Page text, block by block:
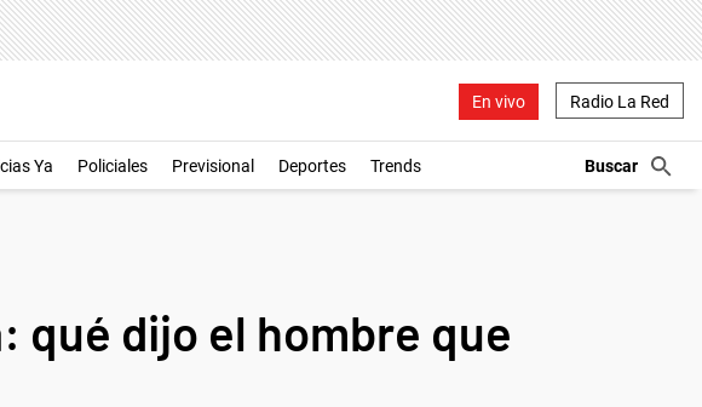
En vivo Radio La Red
Ya Policiales Previsional Deportes Trends
qué dijo el hombre que